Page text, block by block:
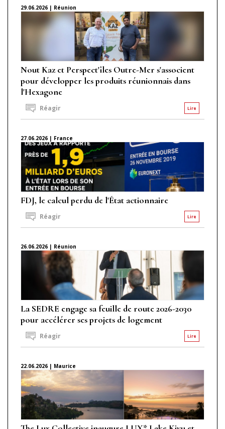
29.06.2026 | Réunion
Nout Kaz et Perspect'îles Outre-Mer s'associent
pour développer les produits réunionnais dans
l'Hexagone
Lire
Réagir
27.06.2026 | France
FDJ, le calcul perdu de l'État actionnaire
Lire
Réagir
26.06.2026 | Réunion
La SEDRE engage sa feuille de route 2026-2030
pour accélérer ses projets de logement
Lire
Réagir
22.06.2026 | Maurice